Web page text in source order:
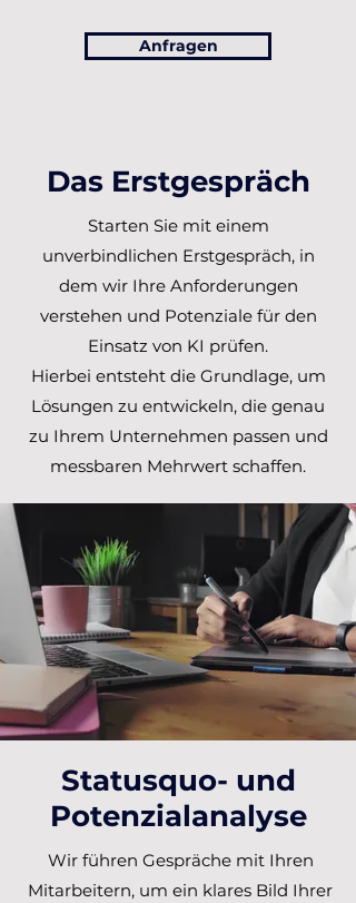
Anfragen
Das Erstgespräch
Starten Sie mit einem
unverbindlichen Erstgespräch, in
dem wir Ihre Anforderungen
verstehen und Potenziale für den
Einsatz von KI prüfen.
Hierbei entsteht die Grundlage, um
Lösungen zu entwickeln, die genau
zu Ihrem Unternehmen passen und
messbaren Mehrwert schaffen.
Statusquo- und
Potenzialanalyse
Wir führen Gespräche mit Ihren
Mitarbeitern, um ein klares Bild Ihrer